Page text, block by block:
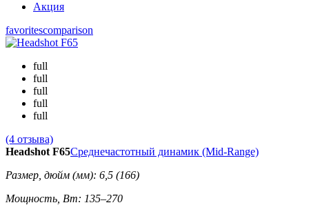
Акция
favoritescomparison
full
full
full
full
full
(4 отзыва)
Headshot F65Среднечастотный динамик (Mid-Range)
Размер, дюйм (мм): 6,5 (166)
Мощность, Вт: 135–270